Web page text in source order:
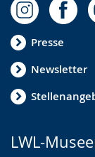
Presse
Newsletter
LWL-